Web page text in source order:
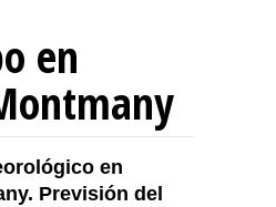
en
en
Previsión del